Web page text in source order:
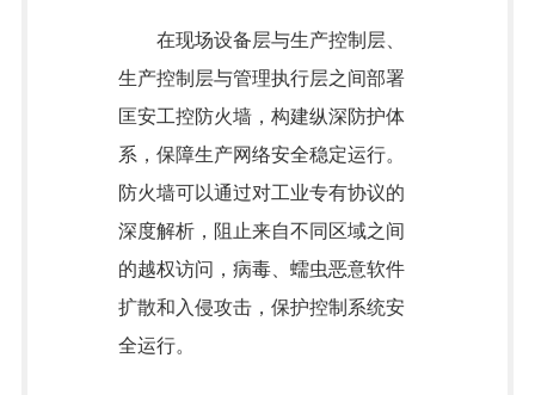
在现场设备层与生产控制层、
生产控制层与管理执行层之间部署
匡安工控防火墙，构建纵深防护体
系，保障生产网络安全稳定运行。
防火墙可以通过对工业专有协议的
深度解析，阻止来自不同区域之间
的越权访问，病毒、蠕虫恶意软件
扩散和入侵攻击，保护控制系统安
全运行。